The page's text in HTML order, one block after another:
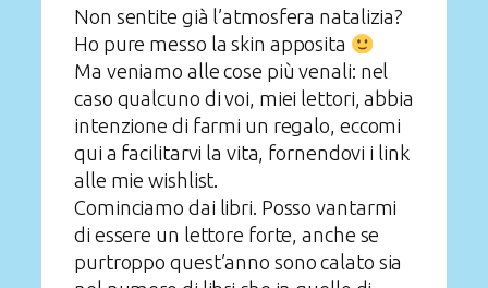
Non sentite già l’atmosfera natalizia?
Ho pure messo la skin apposita
Ma veniamo alle cose più venali: nel
caso qualcuno di voi, miei lettori, abbia
intenzione di farmi un regalo, eccomi
qui a facilitarvi la vita, fornendovi i link
alle mie wishlist.
Cominciamo dai libri. Posso vantarmi
di essere un lettore forte, anche se
purtroppo quest’anno sono calato sia